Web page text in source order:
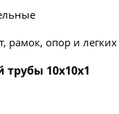
рамок, опор и легких
10х10х1